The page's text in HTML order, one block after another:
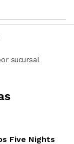
sucursal
Five Nights